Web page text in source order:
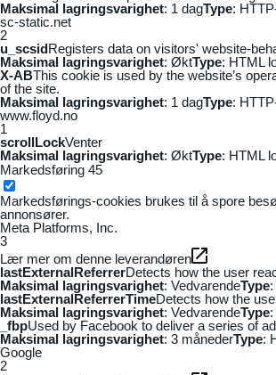
Maksimal lagringsvarighet: 1 dagType:
sc-static.net
2
u_scsidRegisters data on visitors' website-
Maksimal lagringsvarighet: ØktType: HTML
X-ABThis cookie is used by the website’s
of the site.
Maksimal lagringsvarighet: 1 dagType:
www.floyd.no
1
scrollLockVenter
Maksimal lagringsvarighet: ØktType: HTML
Markedsføring 45
Markedsførings-cookies brukes til å spore
annonsører.
Meta Platforms, Inc.
3
Lær mer om denne leverandøren
lastExternalReferrerDetects how the user
Maksimal lagringsvarighet: VedvarendeType
lastExternalReferrerTimeDetects how the
Maksimal lagringsvarighet: VedvarendeType
_fbpUsed by Facebook to deliver a series of
Maksimal lagringsvarighet: 3 månederType:
Google
2